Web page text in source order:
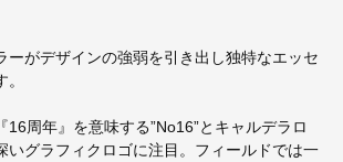
ーがデザインの強弱を引き出し独特なエッセ
16周年』を意味する”No16”とキャルデラロ
いグラフィクロゴに注目。フィールドでは一